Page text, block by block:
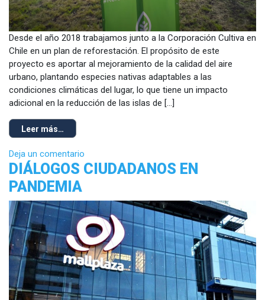
Desde el año 2018 trabajamos junto a la Corporación Cultiva en
Chile en un plan de reforestación. El propósito de este
proyecto es aportar al mejoramiento de la calidad del aire
urbano, plantando especies nativas adaptables a las
condiciones climáticas del lugar, lo que tiene un impacto
adicional en la reducción de las islas de […]
Leer más…
Deja un comentario
DIÁLOGOS CIUDADANOS EN
PANDEMIA